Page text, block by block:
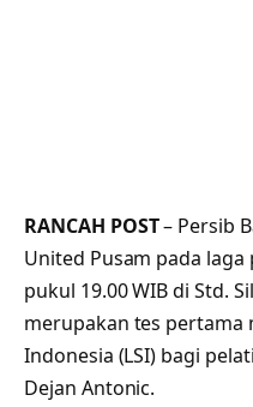
RANCAH POST– Persib
United Pusam pada
pukul 19.00 WIB di Std.
merupakan tes pertama
Indonesia (LSI) bagi
Dejan Antonic.